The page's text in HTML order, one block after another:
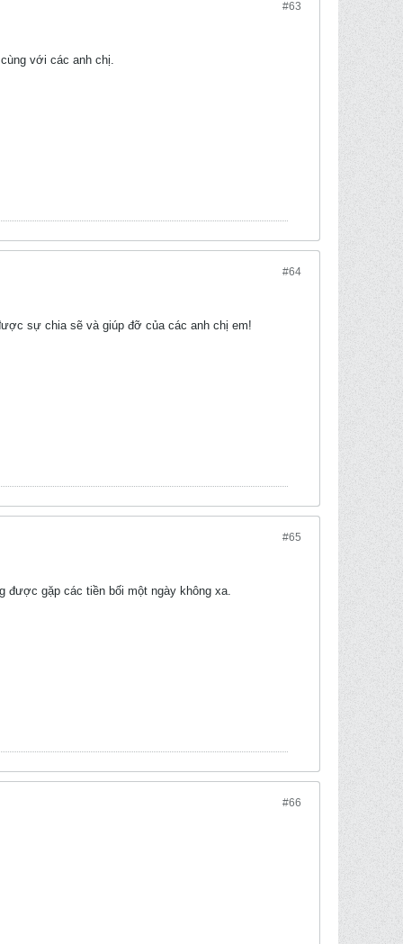
#63
với các anh chị.
#64
sự chia sẽ và giúp đỡ của các anh chị em!
#65
được gặp các tiền bối một ngày không xa.
#66